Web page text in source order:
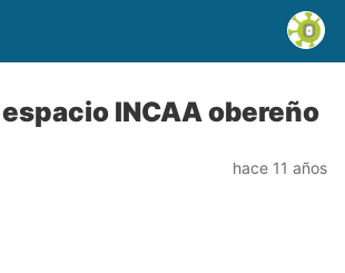
INCAA obereño
hace 11 años